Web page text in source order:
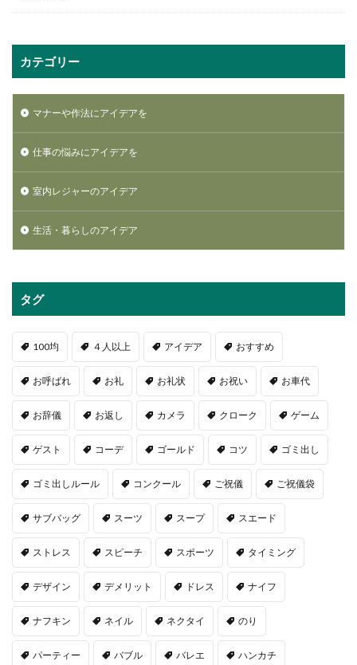
カテゴリー
マナーや作法にアイデアを
仕事の悩みにアイデアを
室内レジャーのアイデア
生活・暮らしのアイデア
タグ
100均 ４人以上 アイデア おすすめ
お呼ばれ お礼 お礼状 お祝い お車代
お辞儀 お返し カメラ クローク ゲーム
ゲスト コーデ ゴールド コツ ゴミ出し
ゴミ出しルール コンクール ご祝儀 ご祝儀袋
サブバッグ スーツ スープ スエード
ストレス スピーチ スポーツ タイミング
デザイン デメリット ドレス ナイフ
ナフキン ネイル ネクタイ のり
パーティー バブル バレエ ハンカチ